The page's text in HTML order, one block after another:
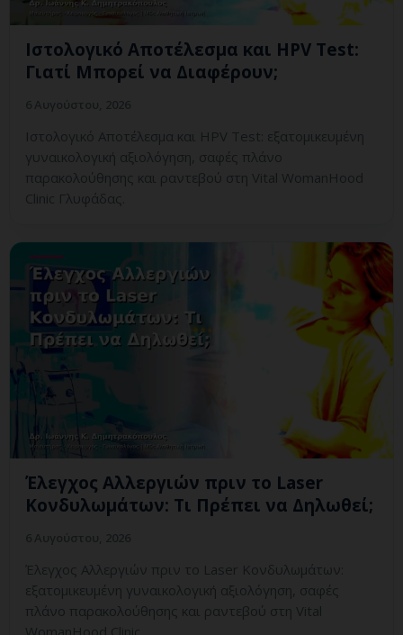
Ιστολογικό Αποτέλεσμα και HPV Test:
Γιατί Μπορεί να Διαφέρουν;
Ιστολογικό Αποτέλεσμα και HPV Test: εξατομικευμένη
γυναικολογική αξιολόγηση, σαφές πλάνο
παρακολούθησης και ραντεβού στη Vital WomanHood
Clinic Γλυφάδας.
Έλεγχος Αλλεργιών πριν το Laser
Κονδυλωμάτων: Τι Πρέπει να Δηλωθεί;
Έλεγχος Αλλεργιών πριν το Laser Κονδυλωμάτων:
εξατομικευμένη γυναικολογική αξιολόγηση, σαφές
πλάνο παρακολούθησης και ραντεβού στη Vital
WomanHood Clinic